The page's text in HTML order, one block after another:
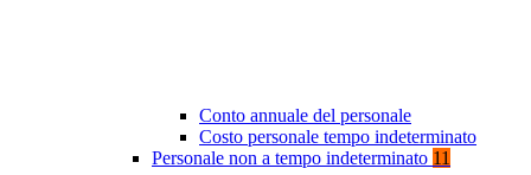
Conto annuale del personale
Costo personale tempo indeterminato
Personale non a tempo indeterminato 11